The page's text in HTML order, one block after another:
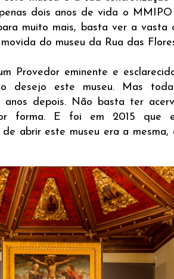
dois anos de vida o
muito mais, basta ver a vasta
do museu da Rua das
Provedor eminente e
desejo este museu. Mas
anos depois. Não basta ter
forma. E foi em 2015 que
abrir este museu era a